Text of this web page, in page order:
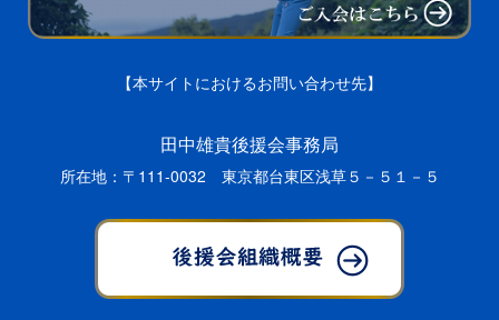
【本サイトにおけるお問い合わせ先】
田中雄貴後援会事務局
所在地：〒111-0032 東京都台東区浅草５－５１－５